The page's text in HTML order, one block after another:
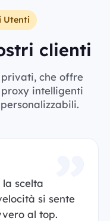
Utenti
clienti
che offre
intelligenti
scelta
si sente
al top.